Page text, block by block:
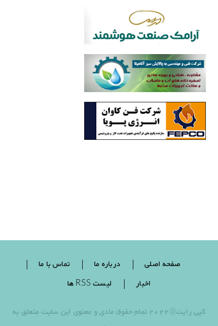
صفحه اصلی درباره ما
تماس با ما
اخبار
لیست RSS ها
کپی رایت@2022 تمام حقوق مادی و معنوی این سایت متعلق به